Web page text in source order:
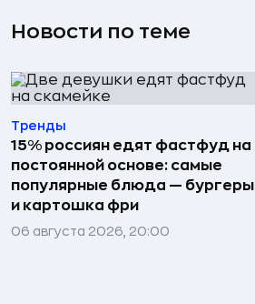
Новости по теме
Тренды
15% россиян едят фастфуд на
постоянной основе: самые
популярные блюда — бургеры
и картошка фри
06 августа 2026, 20:00